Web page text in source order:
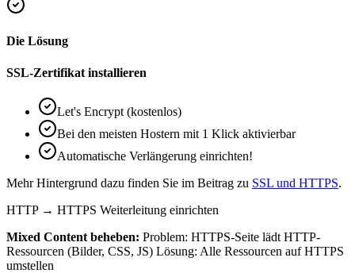
Die Lösung
SSL-Zertifikat installieren
Let's Encrypt (kostenlos)
Bei den meisten Hostern mit 1 Klick aktivierbar
Automatische Verlängerung einrichten!
Mehr Hintergrund dazu finden Sie im Beitrag zu SSL und HTTPS.
HTTP → HTTPS Weiterleitung einrichten
Mixed Content beheben: Problem: HTTPS-Seite lädt HTTP-
Ressourcen (Bilder, CSS, JS) Lösung: Alle Ressourcen auf HTTPS
umstellen